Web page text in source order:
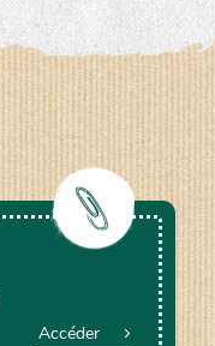
Accéder